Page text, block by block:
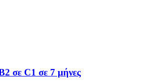
σε C1 σε 7 μήνες